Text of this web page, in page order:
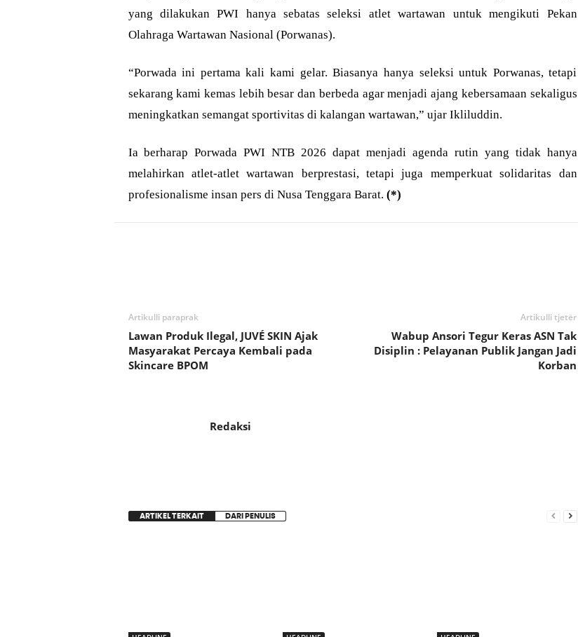
yang dilakukan PWI hanya sebatas seleksi atlet wartawan untuk mengikuti Pekan
Olahraga Wartawan Nasional (Porwanas).
“Porwada ini pertama kali kami gelar. Biasanya hanya seleksi untuk Porwanas, tetapi
sekarang kami kemas lebih besar dan berbeda agar menjadi ajang kebersamaan sekaligus
meningkatkan semangat sportivitas di kalangan wartawan,” ujar Ikliluddin.
Ia berharap Porwada PWI NTB 2026 dapat menjadi agenda rutin yang tidak hanya
melahirkan atlet-atlet wartawan berprestasi, tetapi juga memperkuat solidaritas dan
profesionalisme insan pers di Nusa Tenggara Barat. (*)
Artikulli paraprak
Lawan Produk Ilegal, JUVÉ SKIN Ajak
Masyarakat Percaya Kembali pada
Skincare BPOM
Artikulli tjetër
Wabup Ansori Tegur Keras ASN Tak
Disiplin : Pelayanan Publik Jangan Jadi
Korban
Redaksi
ARTIKEL TERKAIT DARI PENULIS